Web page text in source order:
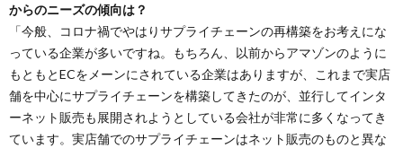
からのニーズの傾向は？
「今般、コロナ禍でやはりサプライチェーンの再構築をお考えにな
っている企業が多いですね。もちろん、以前からアマゾンのように
もともとECをメーンにされている企業はありますが、これまで実店
舗を中心にサプライチェーンを構築してきたのが、並行してインタ
ーネット販売も展開されようとしている会社が非常に多くなってき
ています。実店舗でのサプライチェーンはネット販売のものと異な